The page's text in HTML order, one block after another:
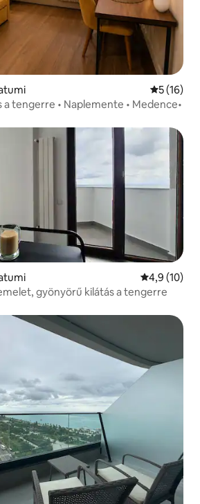
Átlagos
5 (16)
a tengerre • Naplemente • Medence•
Átlagos
4,9 (10)
gyönyörű kilátás a tengerre